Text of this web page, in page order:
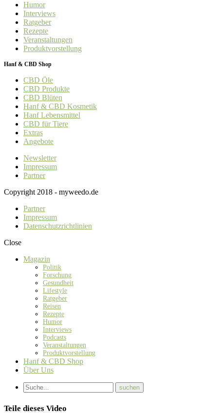
Humor
Interviews
Ratgeber
Rezepte
Veranstaltungen
Produktvorstellung
Hanf & CBD Shop
CBD Öle
CBD Produkte
CBD Blüten
Hanf & CBD Kosmetik
Hanf Lebensmittel
CBD für Tiere
Extras
Angebote
Newsletter
Impressum
Partner
Copyright 2018 - myweedo.de
Partner
Impressum
Datenschutzrichtlinien
Close
Magazin
Politik
Forschung
Gesundheit
Lifestyle
Ratgeber
Reisen
Rezepte
Humor
Interviews
Podcasts
Veranstaltungen
Produktvorstellung
Hanf & CBD Shop
Über Uns
Teile dieses Video